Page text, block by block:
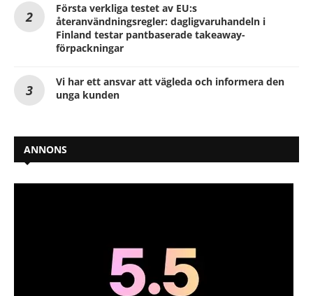
Första verkliga testet av EU:s
återanvändningsregler: dagligvaruhandeln i
Finland testar pantbaserade takeaway-
förpackningar
Vi har ett ansvar att vägleda och informera den
unga kunden
ANNONS